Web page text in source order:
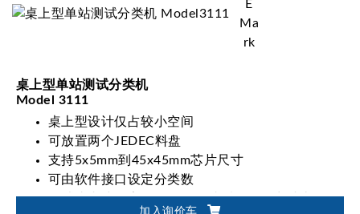
桌上型单站测试分类机
Model 3111
桌上型设计仅占较小空间
可放置两个JEDEC料盘
支持5x5mm到45x45mm芯片尺寸
可由软件接口设定分类数
测试头内建气室，可吸收及减缓下压触力冲击
加入询价车